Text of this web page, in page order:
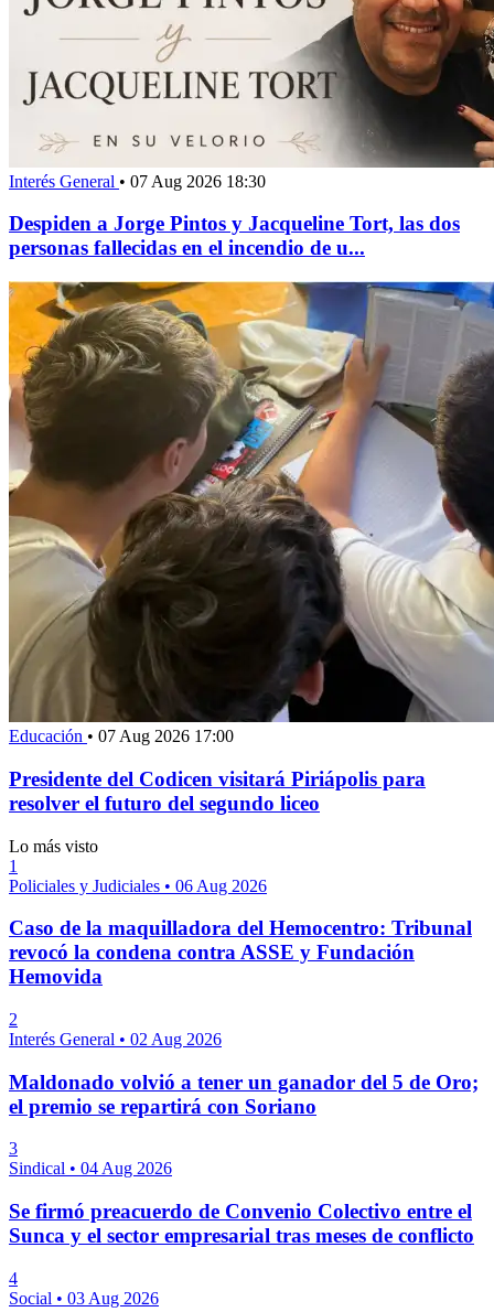
Interés General • 07 Aug 2026 18:30
Despiden a Jorge Pintos y Jacqueline Tort, las dos
personas fallecidas en el incendio de u...
Educación • 07 Aug 2026 17:00
Presidente del Codicen visitará Piriápolis para
resolver el futuro del segundo liceo
Lo más visto
1
Policiales y Judiciales • 06 Aug 2026
Caso de la maquilladora del Hemocentro: Tribunal
revocó la condena contra ASSE y Fundación
Hemovida
2
Interés General • 02 Aug 2026
Maldonado volvió a tener un ganador del 5 de Oro;
el premio se repartirá con Soriano
3
Sindical • 04 Aug 2026
Se firmó preacuerdo de Convenio Colectivo entre el
Sunca y el sector empresarial tras meses de conflicto
4
Social • 03 Aug 2026